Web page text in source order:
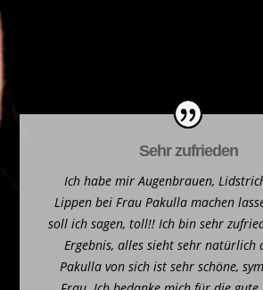
Sehr zufrieden
Ich habe mir Augenbrauen,
Lippen bei Frau Pakulla machen
soll ich sagen, toll!! Ich bin sehr
Ergebnis, alles sieht sehr natürlich
Pakulla von sich ist sehr schöne,